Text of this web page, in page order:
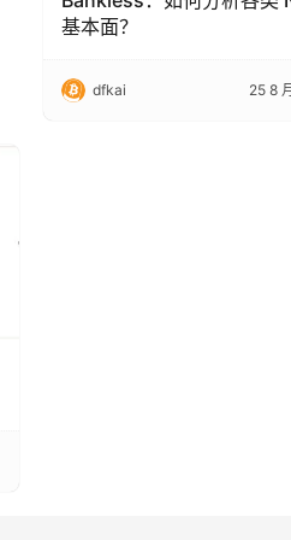
基本面？
dfkai 25 8